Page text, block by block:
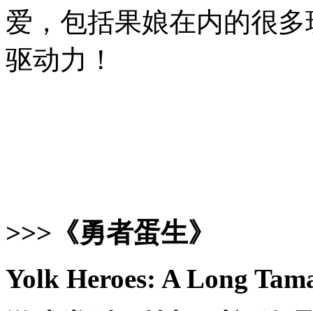
爱，包括果娘在内的很
驱动力！
>>>《勇者蛋生》
Yolk Heroes: A Long